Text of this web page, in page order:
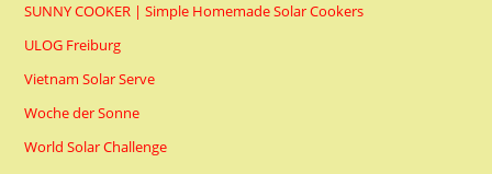
SUNNY COOKER | Simple Homemade Solar Cookers
ULOG Freiburg
Vietnam Solar Serve
Woche der Sonne
World Solar Challenge